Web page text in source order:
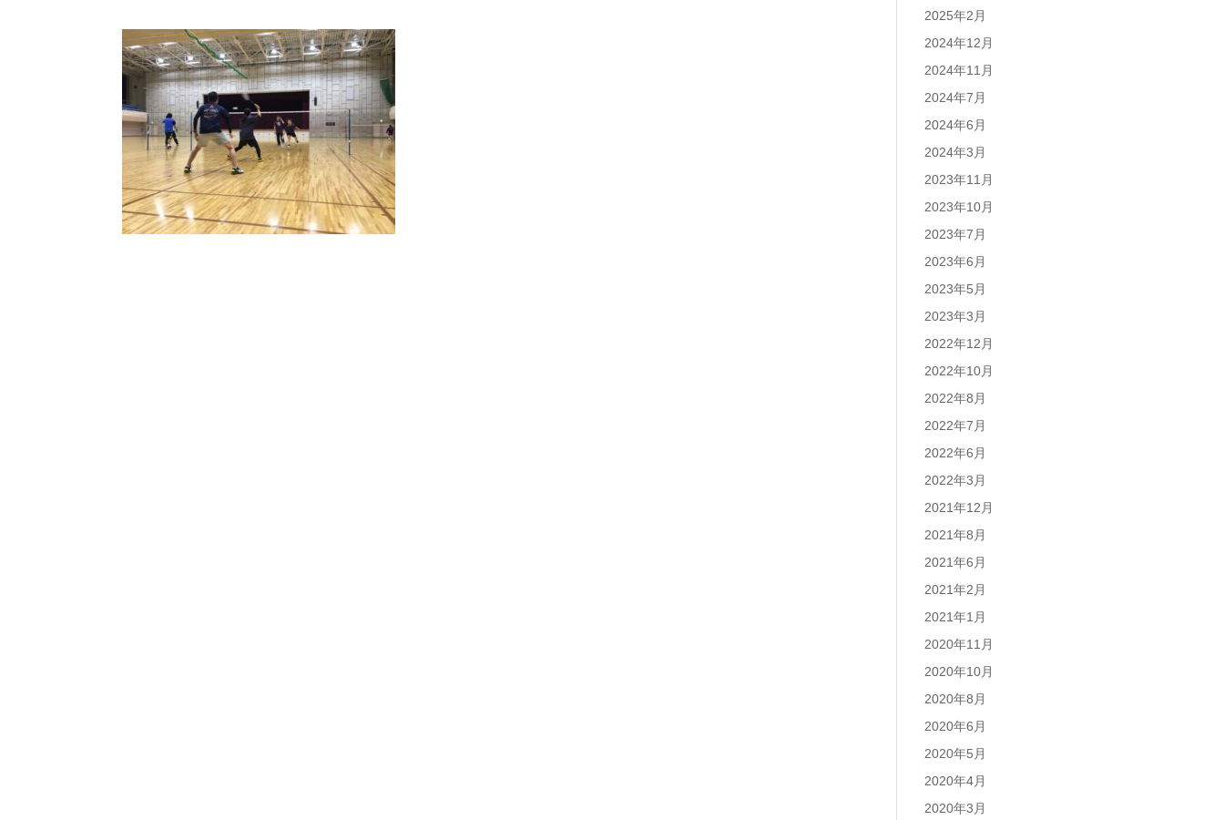
2025年2月
2024年12月
2024年11月
2024年7月
2024年6月
2024年3月
2023年11月
2023年10月
2023年7月
2023年6月
2023年5月
2023年3月
2022年12月
2022年10月
2022年8月
2022年7月
2022年6月
2022年3月
2021年12月
2021年8月
2021年6月
2021年2月
2021年1月
2020年11月
2020年10月
2020年8月
2020年6月
2020年5月
2020年4月
2020年3月